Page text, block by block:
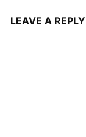
LEAVE A REPLY